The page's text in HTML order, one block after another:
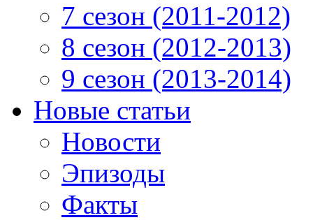
7 сезон (2011-2012)
8 сезон (2012-2013)
9 сезон (2013-2014)
Новые статьи
Новости
Эпизоды
Факты